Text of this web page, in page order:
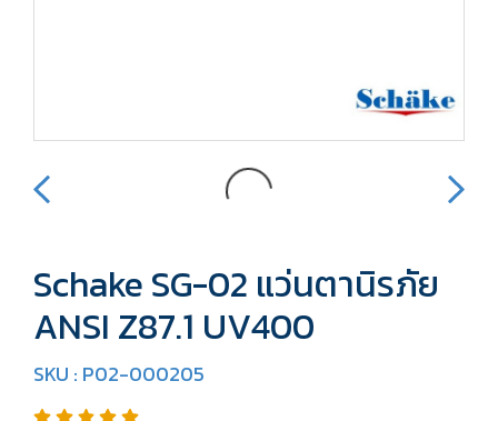
Schake SG-02 แว่นตานิรภัย
ANSI Z87.1 UV400
SKU : P02-000205